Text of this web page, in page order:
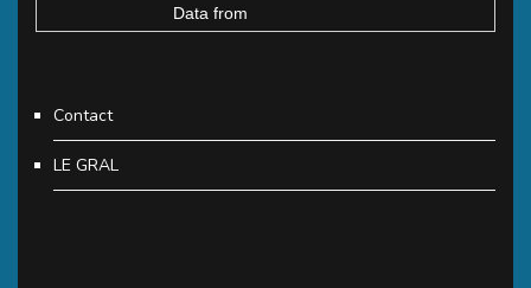
Data from
Contact
LE GRAL